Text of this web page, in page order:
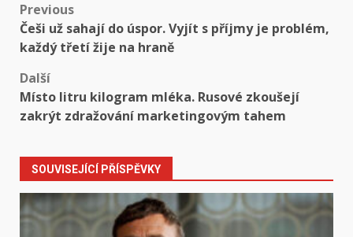
Post
navigation
Previous
Češi už sahají do úspor. Vyjít s příjmy je problém,
každý třetí žije na hraně
Další
Místo litru kilogram mléka. Rusové zkoušejí
zakrýt zdražování marketingovým tahem
SOUVISEJÍCÍ PŘÍSPĚVKY